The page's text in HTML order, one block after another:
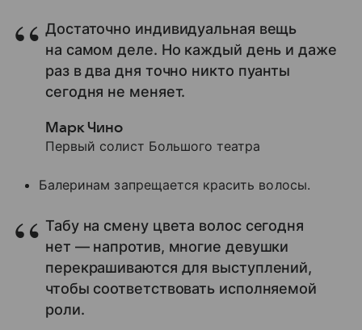
Достаточно индивидуальная вещь
на самом деле. Но каждый день и даже
раз в два дня точно никто пуанты
сегодня не меняет.
Марк Чино
Первый солист Большого театра
Балеринам запрещается красить волосы.
Табу на смену цвета волос сегодня
нет — напротив, многие девушки
перекрашиваются для выступлений,
чтобы соответствовать исполняемой
роли.